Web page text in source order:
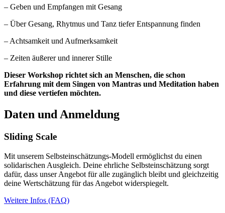
– Geben und Empfangen mit Gesang
– Über Gesang, Rhytmus und Tanz tiefer Entspannung finden
– Achtsamkeit und Aufmerksamkeit
– Zeiten äußerer und innerer Stille
Dieser Workshop richtet sich an Menschen, die schon
Erfahrung mit dem Singen von Mantras und Meditation haben
und diese vertiefen möchten.
Daten und Anmeldung
Sliding Scale
Mit unserem Selbsteinschätzungs-Modell ermöglichst du einen
solidarischen Ausgleich. Deine ehrliche Selbsteinschätzung sorgt
dafür, dass unser Angebot für alle zugänglich bleibt und gleichzeitig
deine Wertschätzung für das Angebot widerspiegelt.
Weitere Infos (FAQ)